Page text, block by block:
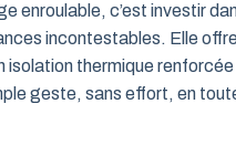
enroulable, c’est investir
incontestables. Elle
thermique
geste, sans effort, en